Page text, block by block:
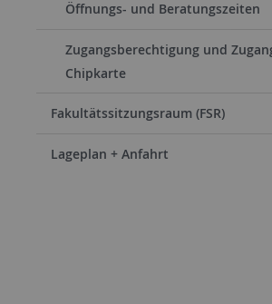
Öffnungs- und Beratungszeiten
Zugangsberechtigung und
Chipkarte
Fakultätssitzungsraum (FSR)
Lageplan + Anfahrt